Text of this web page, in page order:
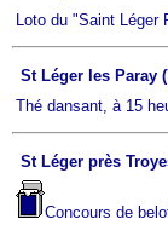
Loto du "Saint Léger
St Léger les Paray
Thé dansant, à 15
St Léger près
Concours de